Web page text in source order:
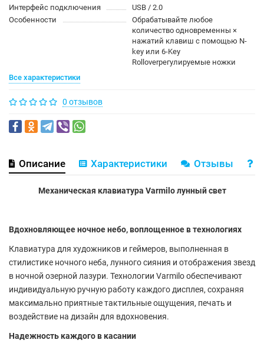
Интерфейс подключения
USB / 2.0
Особенности
Обрабатывайте любое
количество одновременны ×
нажатий клавиш с помощью N-
key или 6-Key
Rolloverрегулируемые ножки
Все характеристики
0 отзывов
Описание Характеристики Отзывы
Механическая клавиатура Varmilo лунный свет
Вдохновляющее ночное небо, воплощенное в технологиях
Клавиатура для художников и геймеров, выполненная в
стилистике ночного неба, лунного сияния и отображения звезд
в ночной озерной лазури. Технологии Varmilo обеспечивают
индивидуальную ручную работу каждого дисплея, сохраняя
максимально приятные тактильные ощущения, печать и
воздействие на дизайн для вдохновения.
Надежность каждого в касании